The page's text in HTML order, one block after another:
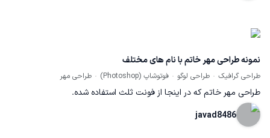
نمونه طراحی مهر خاتم با نام های مختلف
طراحی گرافیک طراحی لوگو فوتوشاپ (Photoshop) طراحی مهر
طراحی مهر خاتم که در اینجا از فونت ثلث استفاده شده.
javad8486